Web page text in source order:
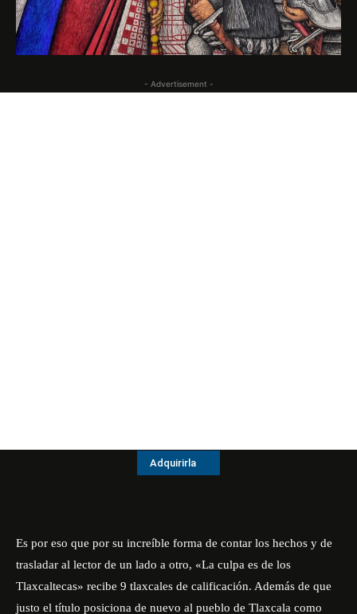
- Advertisement -
Adquirirla
Es por eso que por su increíble forma de contar los hechos y de
trasladar al lector de un lado a otro, «La culpa es de los
Tlaxcaltecas» recibe 9 tlaxcales de calificación. Además de que
justo el título posiciona de nuevo al pueblo de Tlaxcala como